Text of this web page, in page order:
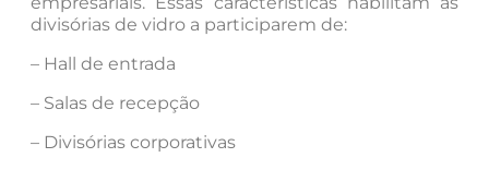
divisórias de vidro a participarem de:
– Hall de entrada
– Salas de recepção
– Divisórias corporativas